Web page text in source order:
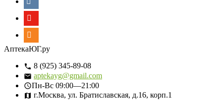
АптекаЮГ.ру
8 (925) 345-89-08
aptekayg@gmail.com
Пн-Вс 09:00—21:00
г.Москва, ул. Братиславская, д.16, корп.1